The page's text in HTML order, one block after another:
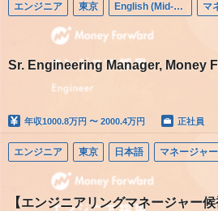
エンジニア 東京 English (Mid-career)
Sr. Engineering Manager, Money
年収1000.8万円 〜 2000.4万円 正社員
エンジニア 東京 日本語
【エンジニアリングマネージャー